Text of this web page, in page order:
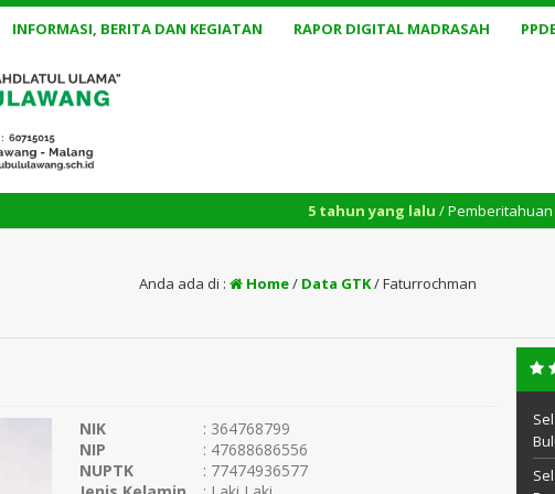
INFORMASI, BERITA DAN KEGIATAN RAPOR DIGITAL MADRASAH
5 tahun yang lalu/ Pemberitahuan jadwal
Anda ada di : Home/ Data GTK/Faturrochman
NIK
: 364768799
NIP
: 47688686556
NUPTK
: 77474936577